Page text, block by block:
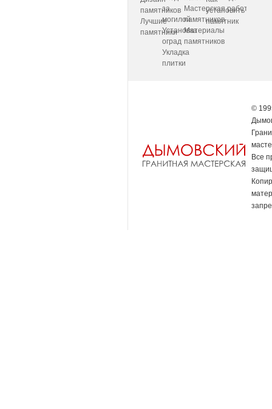
памятников
Лучшие
памятники
за
могилой
Установка
оград
Укладка
плитки
Мастерская
памятников
Материалы
памятников
установить
памятник
работаем
©
Все